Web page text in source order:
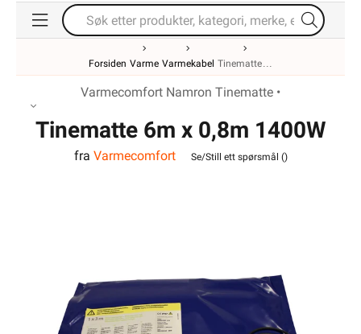
Forsiden Varme Varmekabel Tinematte
Varmecomfort Namron Tinematte •
Tinematte 6m x 0,8m 1400W
25mm
fra Varmecomfort Se/Still ett spørsmål ()